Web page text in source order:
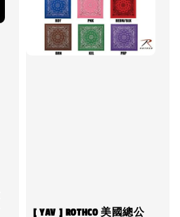
[ YAV ] ROTHCO 美國總公